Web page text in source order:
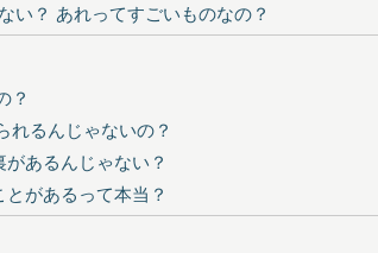
い？ あれってすごいものなの？
？
れるんじゃないの？
あるんじゃない？
があるって本当？